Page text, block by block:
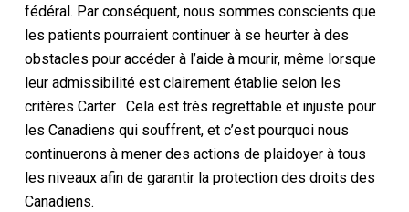
fédéral. Par conséquent, nous sommes conscients que
les patients pourraient continuer à se heurter à des
obstacles pour accéder à l’aide à mourir, même lorsque
leur admissibilité est clairement établie selon les
critères Carter . Cela est très regrettable et injuste pour
les Canadiens qui souffrent, et c’est pourquoi nous
continuerons à mener des actions de plaidoyer à tous
les niveaux afin de garantir la protection des droits des
Canadiens.